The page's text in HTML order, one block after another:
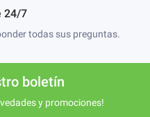
24/7
todas sus preguntas.
boletín
y promociones!